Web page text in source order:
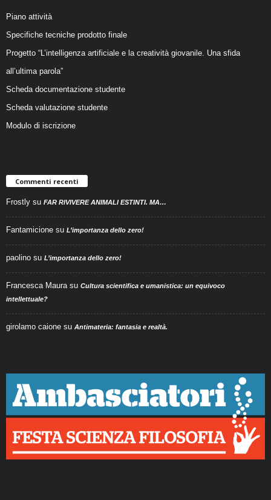
Piano attività
Specifiche tecniche prodotto finale
Progetto “L’intelligenza artificiale e la creatività giovanile. Una sfida
all’ultima parola”
Scheda documentazione studente
Scheda valutazione studente
Modulo di iscrizione
Commenti recenti
Frostly su FAR RIVIVERE ANIMALI ESTINTI. MA…
Fantamicione su L’importanza dello zero!
paolino su L’importanza dello zero!
Francesca Maura su Cultura scientifica e umanistica: un equivoco
intellettuale?
girolamo caione su Antimateria: fantasia e realtà.